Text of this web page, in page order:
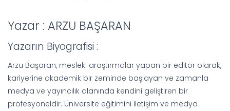
Yazar : ARZU BAŞARAN
Yazarın Biyografisi :
Arzu Başaran, mesleki araştırmalar yapan bir editör olarak,
kariyerine akademik bir zeminde başlayan ve zamanla
medya ve yayıncılık alanında kendini geliştiren bir
profesyoneldir. Üniversite eğitimini iletişim ve medya